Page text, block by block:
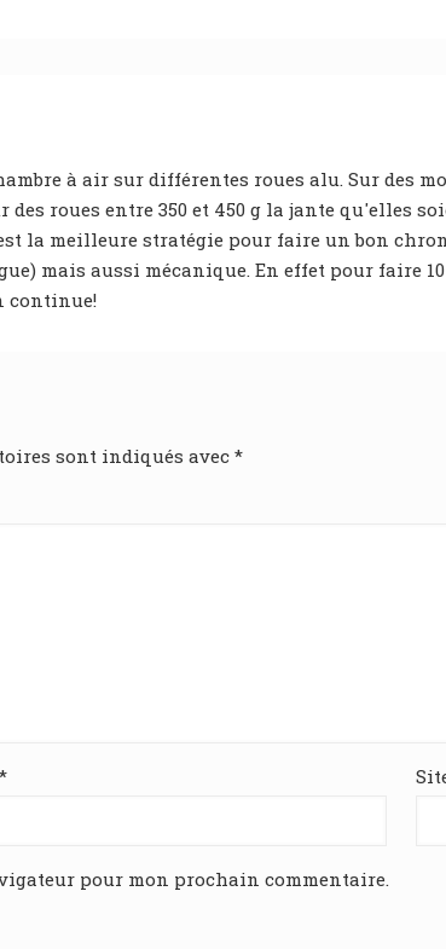
à air sur différentes roues alu. Sur des
roues entre 350 et 450 g la jante qu'elles
la meilleure stratégie pour faire un bon
mais aussi mécanique. En effet pour faire
continue!
sont indiqués avec *
*
pour mon prochain commentaire.